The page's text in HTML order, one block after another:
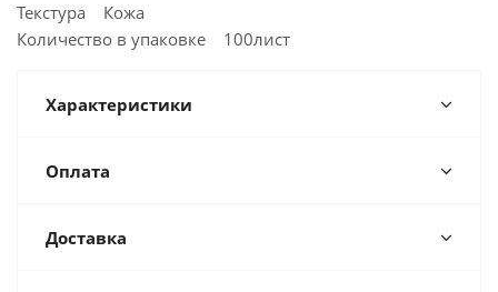
Текстура Кожа
Количество в упаковке 100лист
Характеристики
Оплата
Доставка